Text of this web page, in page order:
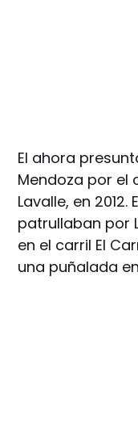
El ahora
Mendoza por el
Lavalle, en
patrullaban por
en el carril El
una puñalada